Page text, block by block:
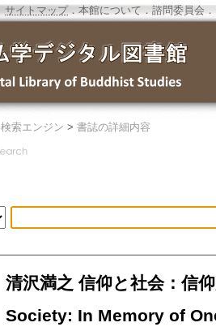
サイトマップ．本館について ． 諮問委員会 ．
検索エンジン > 書誌の詳細内容
清沢満之 信仰と社会：信
Society: In Memory of